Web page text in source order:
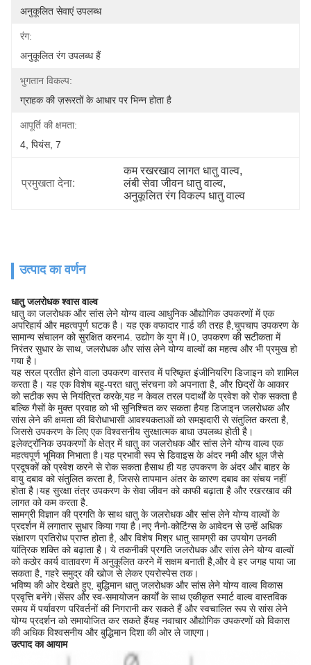
अनुकूलित सेवाएं उपलब्ध
रंग:
अनुकूलित रंग उपलब्ध हैं
भुगतान विकल्प:
ग्राहक की ज़रूरतों के आधार पर भिन्न होता है
आपूर्ति की क्षमता:
4, पियंस, 7
प्रमुखता देना:
कम रखरखाव लागत धातु वाल्व,
लंबी सेवा जीवन धातु वाल्व,
अनुकूलित रंग विकल्प धातु वाल्व
उत्पाद का वर्णन
धातु जलरोधक श्वास वाल्व
धातु का जलरोधक और सांस लेने योग्य वाल्व आधुनिक औद्योगिक उपकरणों में एक
अपरिहार्य और महत्वपूर्ण घटक है। यह एक वफादार गार्ड की तरह है,चुपचाप उपकरण के
सामान्य संचालन को सुरक्षित करना4. उद्योग के युग में।0, उपकरण की सटीकता में
निरंतर सुधार के साथ, जलरोधक और सांस लेने योग्य वाल्वों का महत्व और भी प्रमुख हो
गया है।
यह सरल प्रतीत होने वाला उपकरण वास्तव में परिष्कृत इंजीनियरिंग डिजाइन को शामिल
करता है। यह एक विशेष बहु-परत धातु संरचना को अपनाता है, और छिद्रों के आकार
को सटीक रूप से नियंत्रित करके,यह न केवल तरल पदार्थों के प्रवेश को रोक सकता है
बल्कि गैसों के मुक्त प्रवाह को भी सुनिश्चित कर सकता हैयह डिजाइन जलरोधक और
सांस लेने की क्षमता की विरोधाभासी आवश्यकताओं को समझदारी से संतुलित करता है,
जिससे उपकरण के लिए एक विश्वसनीय सुरक्षात्मक बाधा उपलब्ध होती है।
इलेक्ट्रॉनिक उपकरणों के क्षेत्र में धातु का जलरोधक और सांस लेने योग्य वाल्व एक
महत्वपूर्ण भूमिका निभाता है।यह प्रभावी रूप से डिवाइस के अंदर नमी और धूल जैसे
प्रदूषकों को प्रवेश करने से रोक सकता हैसाथ ही यह उपकरण के अंदर और बाहर के
वायु दबाव को संतुलित करता है, जिससे तापमान अंतर के कारण दबाव का संचय नहीं
होता है।यह सुरक्षा तंत्र उपकरण के सेवा जीवन को काफी बढ़ाता है और रखरखाव की
लागत को कम करता है.
सामग्री विज्ञान की प्रगति के साथ धातु के जलरोधक और सांस लेने योग्य वाल्वों के
प्रदर्शन में लगातार सुधार किया गया है।नए नैनो-कोटिंग्स के आवेदन से उन्हें अधिक
संक्षारण प्रतिरोध प्राप्त होता है, और विशेष मिश्र धातु सामग्री का उपयोग उनकी
यांत्रिक शक्ति को बढ़ाता है। ये तकनीकी प्रगति जलरोधक और सांस लेने योग्य वाल्वों
को कठोर कार्य वातावरण में अनुकूलित करने में सक्षम बनाती है,और वे हर जगह पाया जा
सकता है, गहरे समुद्र की खोज से लेकर एयरोस्पेस तक।
भविष्य की ओर देखते हुए, बुद्धिमान धातु जलरोधक और सांस लेने योग्य वाल्व विकास
प्रवृत्ति बनेंगे।सेंसर और स्व-समायोजन कार्यों के साथ एकीकृत स्मार्ट वाल्व वास्तविक
समय में पर्यावरण परिवर्तनों की निगरानी कर सकते हैं और स्वचालित रूप से सांस लेने
योग्य प्रदर्शन को समायोजित कर सकते हैंयह नवाचार औद्योगिक उपकरणों को विकास
की अधिक विश्वसनीय और बुद्धिमान दिशा की ओर ले जाएगा।
उत्पाद का आयाम